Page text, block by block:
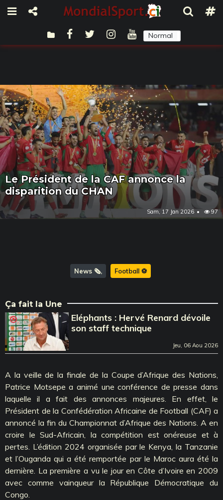
Normal
Le Président de la CAF annonce la
disparition du CHAN
Sam, 17 Jan 2026 97
News 🗞️ Football ⚽️
Ça fait la Une
Eléphants : Hervé Renard dévoile
son staff technique
Jeu, 06 Aou 2026
A la veille de la finale de la Coupe d’Afrique des Nations,
Patrice Motsepe a animé une conférence de presse dans
laquelle il a fait des annonces majeures. En effet, le
Président de la Confédération Africaine de Football (CAF) a
annoncé la fin du Championnat d’Afrique des Nations. A en
croire le Sud-Africain, la compétition est onéreuse et à
pertes. L’édition 2024 organisée par le Kenya, la Tanzanie
et l’Ouganda qui a été remportée par le Maroc aura été la
dernière. La première a vu le jour en Côte d’Ivoire en 2009
avec comme vainqueur la République Démocratique du
Congo.